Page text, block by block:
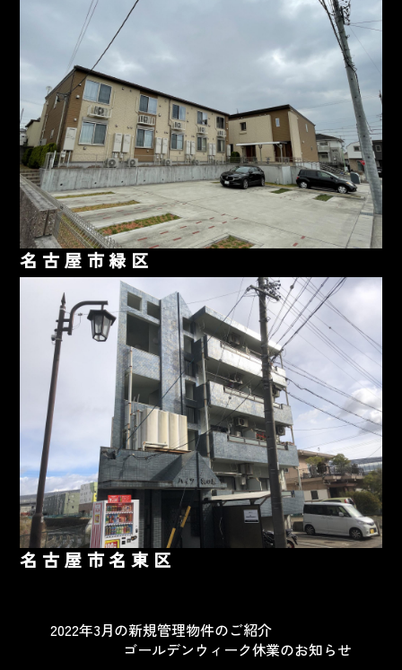
名古屋市緑区
名古屋市名東区
2022年3月の新規管理物件のご紹介
ゴールデンウィーク休業のお知らせ